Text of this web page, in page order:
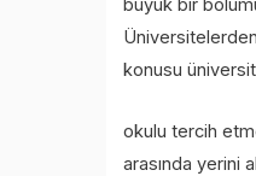
büyük bir
konusu
okulu tercih
arasında yerini